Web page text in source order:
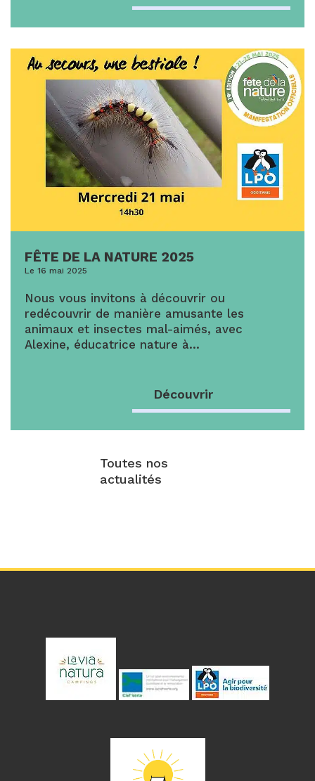
FÊTE DE LA NATURE 2025
Le 16 mai 2025
Nous vous invitons à découvrir ou
redécouvrir de manière amusante les
animaux et insectes mal-aimés, avec
Alexine, éducatrice nature à…
Découvrir
Toutes nos
actualités